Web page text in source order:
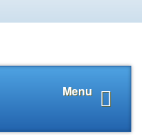
Menu